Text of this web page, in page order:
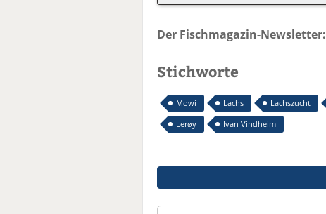
Der Fischmagazin-Newsletter:
Stichworte
Mowi Lachs Lachszucht
Lerøy
Ivan Vindheim